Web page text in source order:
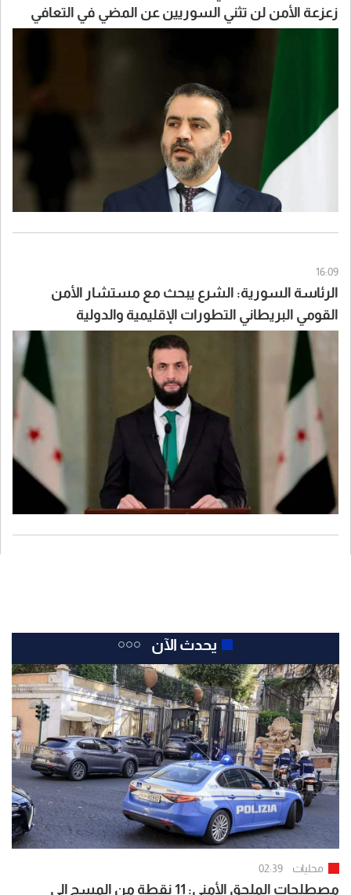
زعزعة الأمن لن تثني السوريين عن المضي في التعافي
16:09
الرئاسة السورية: الشرع يبحث مع مستشار الأمن
القومي البريطاني التطورات الإقليمية والدولية
يحدث الآن
محليات 02:39
مصطلحات الملحق الأمني: 11 نقطة من المسح إلى